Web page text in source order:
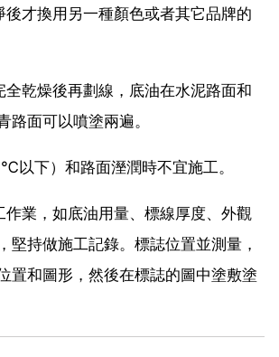
後才換用另一種顏色或者其它品牌的
全乾燥後再劃線，底油在水泥路面和
路面可以噴塗兩遍。
以下）和路面溼潤時不宜施工。
作業，如底油用量、標線厚度、外觀
堅持做施工記錄。標誌位置並測量，
置和圖形，然後在標誌的圖中塗敷塗